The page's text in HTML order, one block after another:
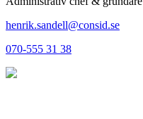
henrik.sandell@consid.se
070-555 31 38